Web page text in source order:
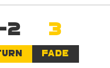
2 3
FADE